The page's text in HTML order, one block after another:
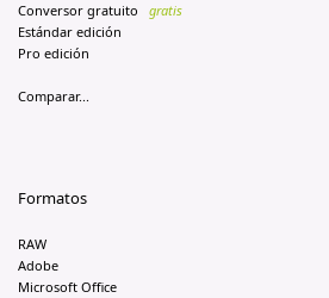
Conversor gratuito
gratis
Estándar edición
Pro edición
Comparar...
Formatos
RAW
Adobe
Microsoft Office